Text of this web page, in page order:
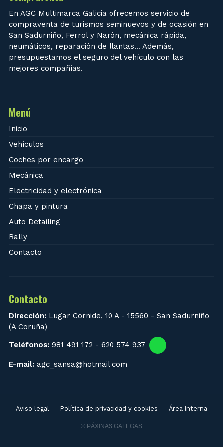
En AGC Multimarca Galicia ofrecemos servicio de
compraventa de turismos seminuevos y de ocasión en
San Sadurniño, Ferrol y Narón, mecánica rápida,
neumáticos, reparación de llantas... Además,
presupuestamos el seguro del vehículo con las
mejores compañías.
Menú
Inicio
Vehículos
Coches por encargo
Mecánica
Electricidad y electrónica
Chapa y pintura
Auto Detailing
Rally
Contacto
Contacto
Dirección: Lugar Cornide, 10 A - 15560 - San Sadurniño
(A Coruña)
Teléfonos: 981 491 172 - 620 574 937
E-mail: agc_sansa@hotmail.com
Aviso legal - Política de privacidad y cookies - Área Interna
© PÁXINAS GALEGAS